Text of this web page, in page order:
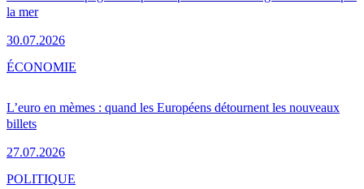
la mer
30.07.2026
L’euro en mèmes : quand les Européens détournent les nouveaux
billets
27.07.2026
ÉCONOMIE
POLITIQUE